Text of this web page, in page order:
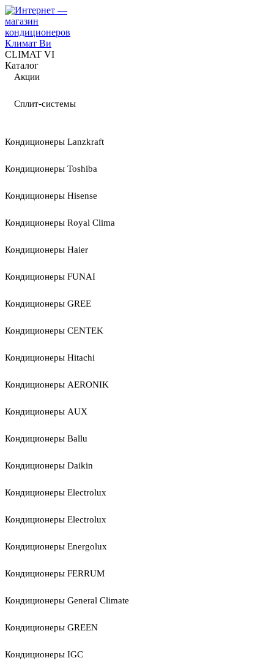
CLIMAT VI
Каталог
Акции
Сплит-системы
Кондиционеры Lanzkraft
Кондиционеры Toshiba
Кондиционеры Hisense
Кондиционеры Royal Clima
Кондиционеры Haier
Кондиционеры FUNAI
Кондиционеры GREE
Кондиционеры CENTEK
Кондиционеры Hitachi
Кондиционеры AERONIK
Кондиционеры AUX
Кондиционеры Ballu
Кондиционеры Daikin
Кондиционеры Electrolux
Кондиционеры Electrolux
Кондиционеры Energolux
Кондиционеры FERRUM
Кондиционеры General Climate
Кондиционеры GREEN
Кондиционеры IGC